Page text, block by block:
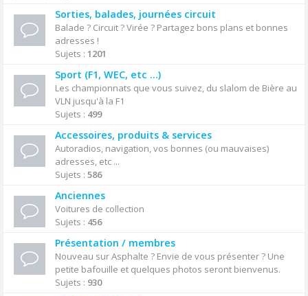
Sorties, balades, journées circuit
Balade ? Circuit ? Virée ? Partagez bons plans et bonnes
adresses !
Sujets : 1201
Sport (F1, WEC, etc ...)
Les championnats que vous suivez, du slalom de Bière au
VLN jusqu'à la F1
Sujets : 499
Accessoires, produits & services
Autoradios, navigation, vos bonnes (ou mauvaises)
adresses, etc ...
Sujets : 586
Anciennes
Voitures de collection
Sujets : 456
Présentation / membres
Nouveau sur Asphalte ? Envie de vous présenter ? Une
petite bafouille et quelques photos seront bienvenus.
Sujets : 930